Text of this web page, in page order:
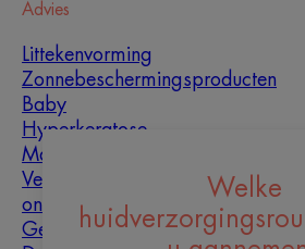
Welke
Advies
Littekenvorming
Zonnebeschermingsproducten
Baby
Hyperkeratose
Mannen
Vette huid met
oneffenheden
Gemengde huid